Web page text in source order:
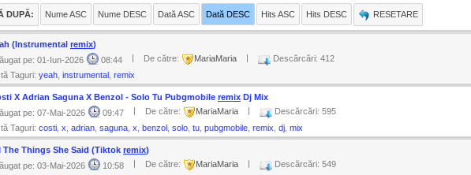
DUPĂ: Nume ASC Nume DESC Dată ASC Dată DESC Hits ASC Hits DESC RESETARE
(Instrumental remix)
pe: 01-Iun-2026
08:44 De către: MariaMaria
Descărcări: 412
Taguri: yeah instrumental remix
X Adrian Saguna X Benzol - Solo Tu Pubgmobile remix Dj Mix
pe: 07-Mai-2026
09:47 De către: MariaMaria
Descărcări: 595
Taguri: costi x adrian saguna x benzol solo tu pubgmobile remix dj mix
The Things She Said (Tiktok remix)
pe: 03-Mai-2026
10:58 De către: MariaMaria
Descărcări: 549